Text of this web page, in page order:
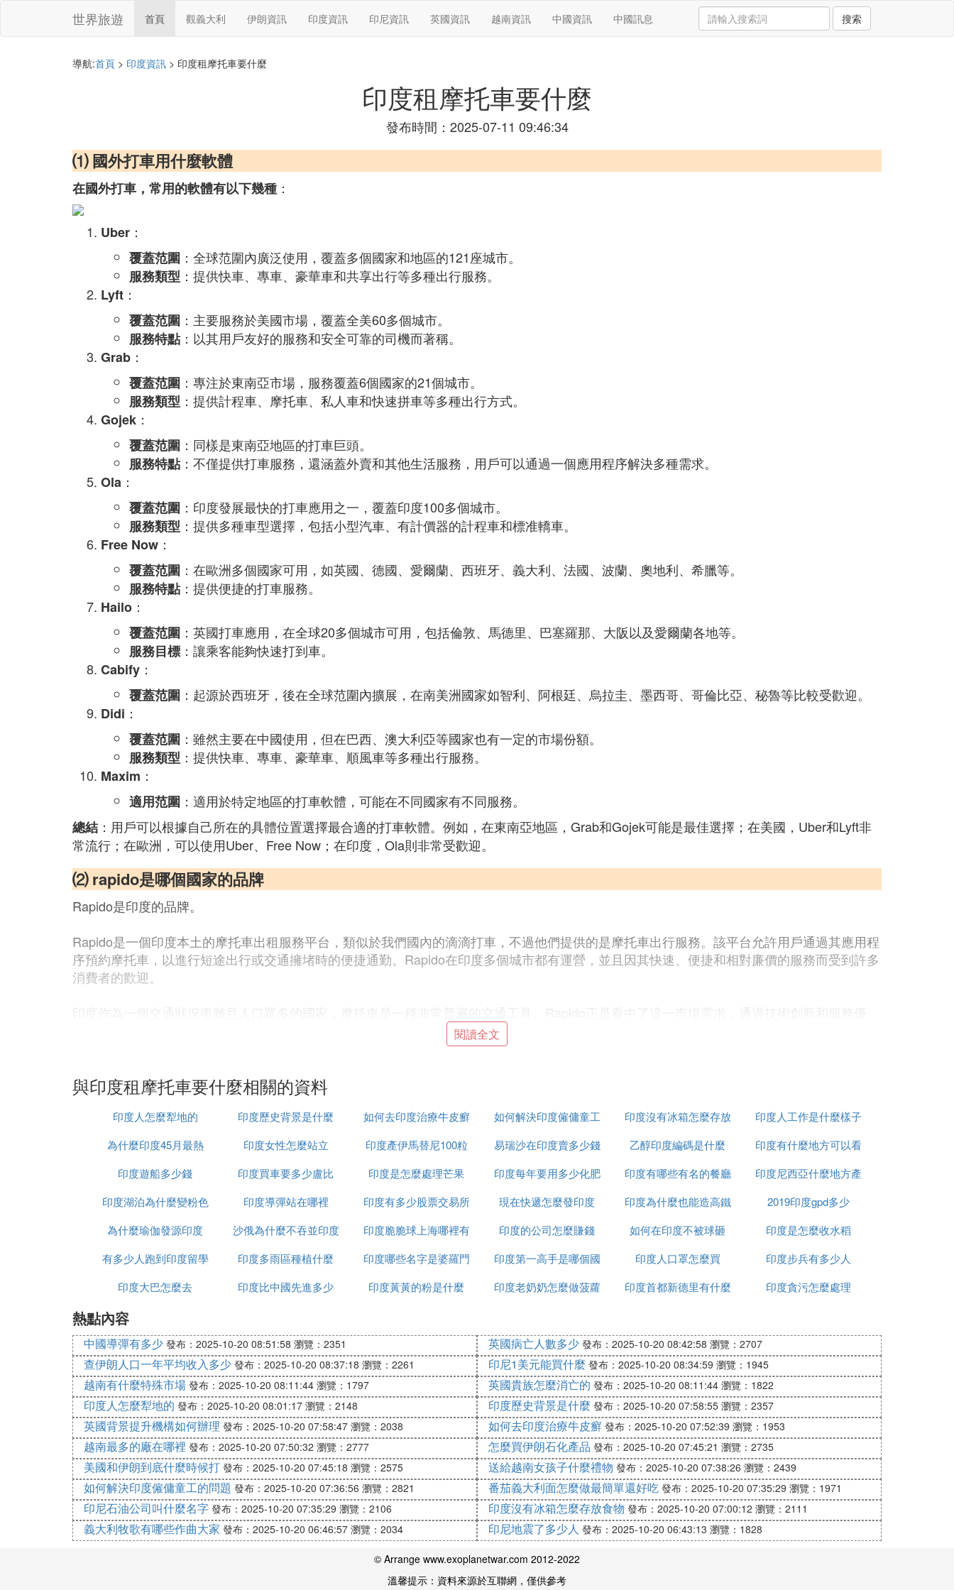
世界旅遊 首頁 觀義大利 伊朗資訊 印度資訊 印尼資訊 英國資訊 越南資訊 中國資訊 中國訊息 搜索
導航:首頁 > 印度資訊 > 印度租摩托車要什麼
印度租摩托車要什麼
發布時間：2025-07-11 09:46:34
⑴ 國外打車用什麼軟體
在國外打車，常用的軟體有以下幾種 ：
Uber ：
覆蓋范圍 ：全球范圍內廣泛使用，覆蓋多個國家和地區的121座城市。
服務類型 ：提供快車、專車、豪華車和共享出行等多種出行服務。
Lyft ：
覆蓋范圍 ：主要服務於美國市場，覆蓋全美60多個城市。
服務特點：以其用戶友好的服務和安全可靠的司機而著稱。
Grab ：
覆蓋范圍 ：專注於東南亞市場，服務覆蓋6個國家的21個城市。
服務類型 ：提供計程車、摩托車、私人車和快速拼車等多種出行方式。
Gojek ：
覆蓋范圍 ：同樣是東南亞地區的打車巨頭。
服務特點：不僅提供打車服務，還涵蓋外賣和其他生活服務，用戶可以通過一個應用程序解決多種需求。
Ola ：
覆蓋范圍 ：印度發展最快的打車應用之一，覆蓋印度100多個城市。
服務類型 ：提供多種車型選擇，包括小型汽車、有計價器的計程車和標准轎車。
Free Now ：
覆蓋范圍 ：在歐洲多個國家可用，如英國、德國、愛爾蘭、西班牙、義大利、法國、波蘭、奧地利、希臘等。
服務特點：提供便捷的打車服務。
Hailo ：
覆蓋范圍 ：英國打車應用，在全球20多個城市可用，包括倫敦、馬德里、巴塞羅那、大阪以及愛爾蘭各地等。
服務目標 ：讓乘客能夠快速打到車。
Cabify ：
覆蓋范圍 ：起源於西班牙，後在全球范圍內擴展，在南美洲國家如智利、阿根廷、烏拉圭、墨西哥、哥倫比亞、秘魯等比較受歡迎。
Didi ：
覆蓋范圍 ：雖然主要在中國使用，但在巴西、澳大利亞等國家也有一定的市場份額。
服務類型 ：提供快車、專車、豪華車、順風車等多種出行服務。
Maxim ：
適用范圍 ：適用於特定地區的打車軟體，可能在不同國家有不同服務。
總結 ：用戶可以根據自己所在的具體位置選擇最合適的打車軟體。例如，在東南亞地區，Grab和Gojek可能是最佳選擇；在美國，Uber和Lyft非
常流行；在歐洲，可以使用Uber、Free Now；在印度，Ola則非常受歡迎。
⑵ rapido是哪個國家的品牌
Rapido是印度的品牌。
Rapido是一個印度本土的摩托車出租服務平台，類似於我們國內的滴滴打車，不過他們提供的是摩托車出行服務。該平台允許用戶通過其應用程
序預約摩托車，以進行短途出行或交通擁堵時的便捷通勤。Rapido在印度多個城市都有運營，並且因其快速、便捷和相對廉價的服務而受到許多
消費者的歡迎。
化，為印度消費者提供了一種新的出行選擇。因此，可以說Rapido是印度本土成長起來的一個知名品牌，代表了印度共享出行領域的一種創新力
⑶ 鍘誨嵃搴︽棶琛岋紝浜ら氭柟寮忓簲璇ユ庝箞閫夋嫨錛
鍗板害鏄涓涓鎷ユ湁涓板瘜鏂囧寲鍜屽巻鍙茬殑鍥藉訛紝鍚稿紩鐫浼楀氭父瀹㈠墠鏉ユ帰緔銆傜劧鑰岋紝鐢變簬鍏跺簽澶х殑鍥藉湡闈㈢Н鍜屽嶆
潅鐨勪氦閫氱姸鍐碉紝閫夋嫨鍚堥傜殑浜ら氭柟寮忓逛簬鏃呰岃呮潵璇磋嚦鍏抽噸瑕併備互涓嬫槸涓浜涘緩璁錛屽府鍔╂偍鍦ㄥ嵃搴︽棶琛屾椂
閫夋嫨鏈浣崇殑浜ら氭柟寮忋
満鍜屽浗鍐呮満鍦猴紝瑕嗙洊浜嗗ぇ閮ㄥ垎涓昏佸煄甯傘傜劧鑰岋紝璇鋒敞鎰忓嵃搴︾殑鑸鐝鍙鑳戒細鍙楀埌澶╂皵鍜屾斂娌誨洜緔犵殑褰卞搷
錛屽洜姝ゆ彁鍓嶉勮㈠苟瀵嗗垏鍏蟲敞鑸鐝淇℃伅鏄寰堥噸瑕佺殑銆
傘佺粡嫻庡疄鎯犲拰瑙傝祻椋庢櫙鐨勬満浼氥傚嵃搴﹂搧璺鍏鍙告彁渚涘悇縐嶇被鍨嬬殑鍒楄濺錛屽寘鎷鏅閫氬垪杞︺佸揩閫熷垪杞︺佽豹鍗庡
垪杞﹀拰鍗ч摵鍒楄濺銆傛偍鍙浠ユ牴鎹鎮ㄧ殑棰勭畻鍜岄渶奼傞夋嫨閫傚悎鎮ㄧ殑鍒楄濺綾誨瀷銆
3. 鍏鍏辨苯杞︼細鍗板害鐨勫叕鍏辨苯杞︾綉緇滈潪甯稿彂杈撅紝瑕嗙洊浜嗗叏鍥藉悇鍦般傚叕鍏辨苯杞︽槸涓縐嶇粡嫻庡疄鎯犵殑浜ら氭柟寮
忥紝浣嗚垝閫傚害鍙鑳戒笉濡傜伀杞︺傚湪閫夋嫨鍏鍏辨苯杞︽椂錛岃風『淇濇偍閫夋嫨鍙闈犵殑榪愯惀鍟嗗拰鑸掗傜殑搴т綅綾誨瀷銆傛ゅ栵
4. 鍑虹熻濺鍜屾嫾杞︽湇鍔★細鍦ㄥ嵃搴︾殑鍩庡競涓錛屽嚭縐熻濺鍜屾嫾杞︽湇鍔℃槸甯歌佺殑浜ら氭柟寮忋傝繖浜涙湇鍔￠氬父姣斿叕鍏變
氦閫氭洿鐏墊椿鍜屾柟渚匡紝浣嗕環鏍煎彲鑳借緝楂樸傚湪浣跨敤鍑虹熻濺鎴栨嫾杞︽湇鍔℃椂錛岃風『淇濇偍涓庡徃鏈哄崗鍟嗗ソ浠鋒牸錛屽
苟浣跨敤鍚堟硶鐨勫嚭縐熻濺鍏鍙告垨搴旂敤紼嬪簭銆
5. 鑷琛岃濺鍜屾懇鎵樿濺錛氬湪涓浜涜緝灝忕殑鍩庨晣鍜屼埂鏉戝湴鍖猴紝鑷琛岃濺鍜屾懇鎵樿濺鏄甯歌佺殑浜ら氭柟寮忋傜熺敤鑷琛岃濺鎴栨
懇鎵樿濺鍙浠ヨ╂偍鏇村姞鑷鐢卞湴鎺㈢儲褰撳湴鐨勯庢櫙鍜屾枃鍖栥傜劧鑰岋紝璇鋒敞鎰忓嵃搴︾殑閬撹礬鐘跺喌鍙鑳借緝宸錛岄┚椹惰嚜琛
岃濺鎴栨懇鎵樿濺闇瑕佷竴瀹氱殑鎶宸у拰緇忛獙銆
閱讀全文
與印度租摩托車要什麼相關的資料
印度人怎麼犁地的 印度歷史背景是什麼 如何去印度治療牛皮癬
如何解決印度僱傭童工
的問題
印度沒有冰箱怎麼存放
食物
印度人工作是什麼樣子
為什麼印度45月最熱
印度女性怎麼站立
印度產伊馬替尼100粒
裝多少錢
易瑞沙在印度賣多少錢
一粒
乙醇印度編碼是什麼
印度有什麼地方可以看
到太陽
印度遊船多少錢 印度買車要多少盧比 印度是怎麼處理芒果 印度每年要用多少化肥 印度有哪些有名的餐廳
印度尼西亞什麼地方產
榴槤
印度湖泊為什麼變粉色 印度導彈站在哪裡 印度有多少股票交易所 現在快遞怎麼發印度 印度為什麼也能造高鐵
2019印度gpd多少
為什麼瑜伽發源印度
沙俄為什麼不吞並印度 印度脆脆球上海哪裡有 印度的公司怎麼賺錢 如何在印度不被球砸
印度是怎麼收水稻
有多少人跑到印度留學
印度多雨區種植什麼
印度哪些名字是婆羅門
種姓
印度第一高手是哪個國
家
印度人口罩怎麼買
印度步兵有多少人
印度大巴怎麼去
印度比中國先進多少 印度黃黃的粉是什麼 印度老奶奶怎麼做菠蘿
印度首都新德里有什麼
印度貪污怎麼處理
熱點內容
中國導彈有多少 發布：2025-10-20 08:51:58 瀏覽：2351 英國病亡人數多少 發布：2025-10-20 08:42:58 瀏覽：2707
查伊朗人口一年平均收入多少 發布：2025-10-20 08:37:18 瀏覽：2261 印尼1美元能買什麼 發布：2025-10-20 08:34:59 瀏覽：1945
越南有什麼特殊市場 發布：2025-10-20 08:11:44 瀏覽：1797 英國貴族怎麼消亡的 發布：2025-10-20 08:11:44 瀏覽：1822
印度人怎麼犁地的 發布：2025-10-20 08:01:17 瀏覽：2148 印度歷史背景是什麼 發布：2025-10-20 07:58:55 瀏覽：2357
英國背景提升機構如何辦理 發布：2025-10-20 07:58:47 瀏覽：2038 如何去印度治療牛皮癬 發布：2025-10-20 07:52:39 瀏覽：1953
越南最多的廠在哪裡 發布：2025-10-20 07:50:32 瀏覽：2777 怎麼買伊朗石化產品 發布：2025-10-20 07:45:21 瀏覽：2735
美國和伊朗到底什麼時候打 發布：2025-10-20 07:45:18 瀏覽：2575 送給越南女孩子什麼禮物 發布：2025-10-20 07:38:26 瀏覽：2439
如何解決印度僱傭童工的問題 發布：2025-10-20 07:36:56 瀏覽：2821 番茄義大利面怎麼做最簡單還好吃 發布：2025-10-20 07:35:29 瀏覽：1971
印尼石油公司叫什麼名字 發布：2025-10-20 07:35:29 瀏覽：2106 印度沒有冰箱怎麼存放食物 發布：2025-10-20 07:00:12 瀏覽：2111
義大利牧歌有哪些作曲大家 發布：2025-10-20 06:46:57 瀏覽：2034 印尼地震了多少人 發布：2025-10-20 06:43:13 瀏覽：1828
© Arrange www.exoplanetwar.com 2012-2022
溫馨提示：資料來源於互聯網，僅供參考